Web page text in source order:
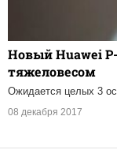
Новый Huawei
тяжеловесом
Ожидается целых 3
08 декабря 2017